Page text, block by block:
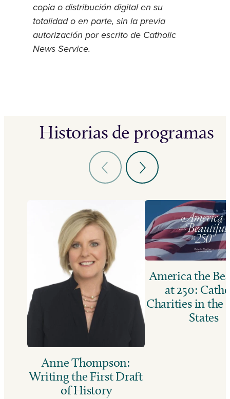
copia o distribución digital en su
totalidad o en parte, sin la previa
autorización por escrito de Catholic
News Service.
Historias de programas
Anne Thompson:
Writing the First Draft
of History
America the
at 250:
Charities in the
States